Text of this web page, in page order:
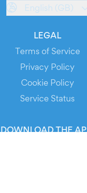
English (GB)
LEGAL
Terms of Service
Privacy Policy
Cookie Policy
Service Status
DOWNLOAD THE